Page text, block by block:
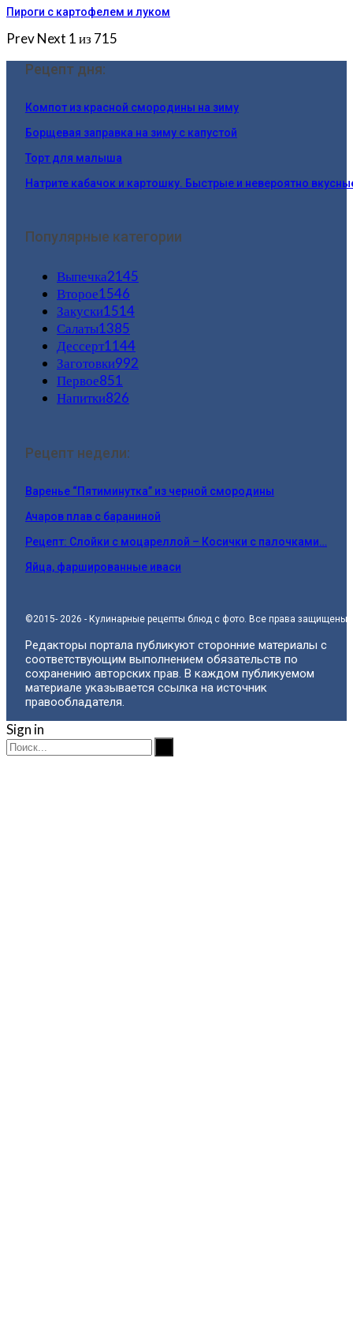
Пироги c картофелем и луком
PrevNext 1 из 715
Рецепт дня:
Компот из красной смородины на зиму
Борщевая заправка на зиму с капустой
Торт для малыша
Натрите кабачок и картошку. Быстрые и невероятно
Популярные категории
Выпечка2145
Второе1546
Закуски1514
Салаты1385
Дессерт1144
Заготовки992
Первое851
Напитки826
Рецепт недели:
Варенье “Пятиминутка” из черной смородины
Ачаров плав с бараниной
Рецепт: Слойки с моцареллой – Косички с палочками…
Яйца, фаршированные иваси
©2015- 2026 - Кулинарные рецепты блюд с фото. Все права защищены.
Редакторы портала публикуют сторонние материалы с
соответствующим выполнением обязательств по
сохранению авторских прав. В каждом публикуемом
материале указывается ссылка на источник
правообладателя.
Sign in